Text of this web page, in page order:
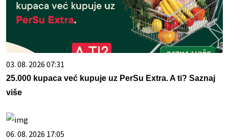
03. 08. 2026 07:31
25.000 kupaca već kupuje uz PerSu Extra. A ti? Saznaj
više
06. 08. 2026 17:05